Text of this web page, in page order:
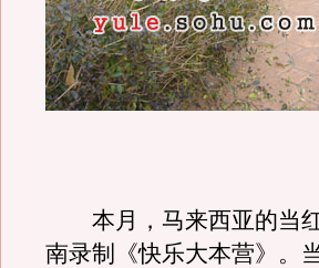
本月，马来西亚的当红
南录制《快乐大本营》。